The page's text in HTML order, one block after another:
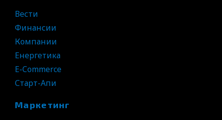
Вести
Финансии
Компании
Енергетика
E-Commerce
Старт-Апи
Маркетинг